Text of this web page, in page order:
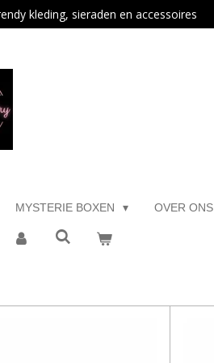
kleding, sieraden en accessoires
MYSTERIE BOXEN OVER ONS